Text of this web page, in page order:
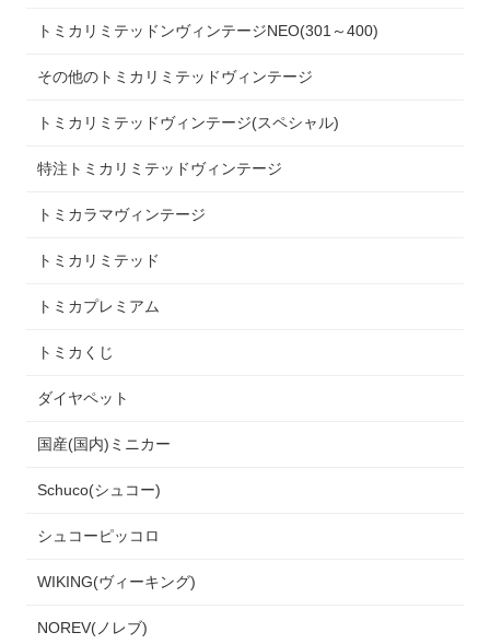
トミカリミテッドンヴィンテージNEO(301～400)
その他のトミカリミテッドヴィンテージ
トミカリミテッドヴィンテージ(スペシャル)
特注トミカリミテッドヴィンテージ
トミカラマヴィンテージ
トミカリミテッド
トミカプレミアム
トミカくじ
ダイヤペット
国産(国内)ミニカー
Schuco(シュコー)
シュコーピッコロ
WIKING(ヴィーキング)
NOREV(ノレブ)